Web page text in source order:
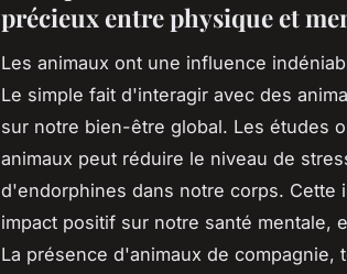
précieux entre physique et
Les animaux ont une influence
Le simple fait d'interagir avec des
sur notre bien-être global. Les études
animaux peut réduire le niveau de
d'endorphines dans notre corps. Cette
impact positif sur notre santé mentale,
La présence d'animaux de